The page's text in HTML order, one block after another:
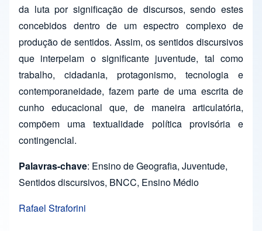
da luta por significação de discursos, sendo estes
concebidos dentro de um espectro complexo de
produção de sentidos. Assim, os sentidos discursivos
que interpelam o significante juventude, tal como
trabalho, cidadania, protagonismo, tecnologia e
contemporaneidade, fazem parte de uma escrita de
cunho educacional que, de maneira articulatória,
compõem uma textualidade política provisória e
contingencial.
Palavras-chave: Ensino de Geografia, Juventude,
Sentidos discursivos, BNCC, Ensino Médio
Rafael Straforini